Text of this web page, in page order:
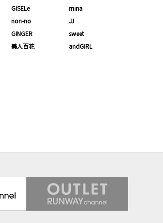
GISELe
mina
non-no
JJ
GINGER
sweet
美人百花
andGIRL